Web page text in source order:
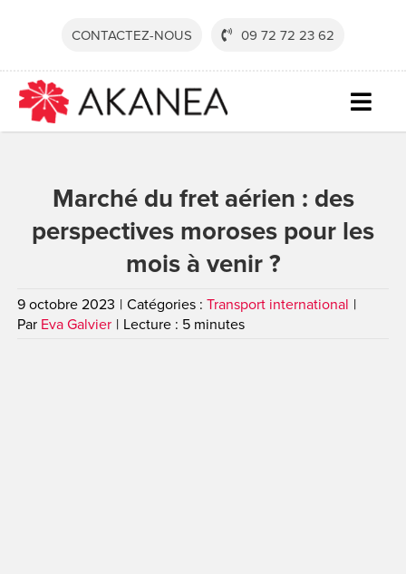
CONTACTEZ-NOUS 09 72 72 23 62
Marché du fret aérien : des
perspectives moroses pour les
mois à venir ?
9 octobre 2023 | Catégories :Transport international |
Par Eva Galvier | Lecture : 5 minutes